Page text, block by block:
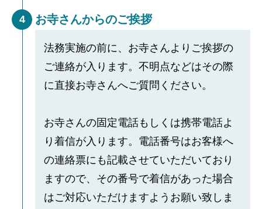
4 お寺さんからのご挨拶
法務実施の前に、お寺さんよりご挨拶の
ご連絡が入ります。不明点などはその際
に直接お寺さんへご質問ください。
お寺さんの固定電話もしくは携帯電話よ
り着信が入ります。電話番号はお客様へ
の連絡票にも記載させていただいており
ますので、その番号で着信があった場合
はご対応いただけますようお願い致しま